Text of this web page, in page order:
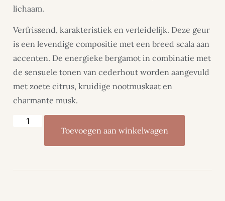
lichaam.
Verfrissend, karakteristiek en verleidelijk. Deze geur
is een levendige compositie met een breed scala aan
accenten. De energieke bergamot in combinatie met
de sensuele tonen van cederhout worden aangevuld
met zoete citrus, kruidige nootmuskaat en
charmante musk.
Toevoegen aan winkelwagen